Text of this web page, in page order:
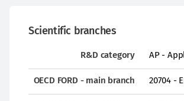
Scientific branches
R&D category AP -
OECD FORD - main branch 20704 -